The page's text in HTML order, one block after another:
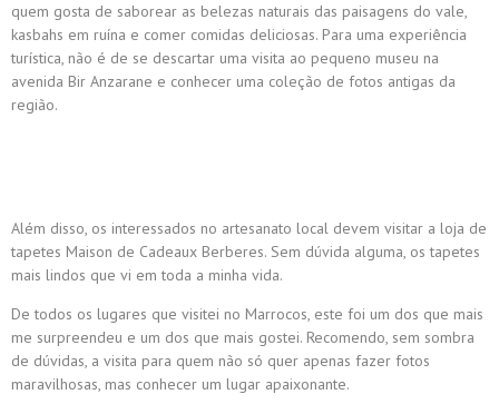
quem gosta de saborear as belezas naturais das paisagens do vale,
kasbahs em ruína e comer comidas deliciosas. Para uma experiência
turística, não é de se descartar uma visita ao pequeno museu na
avenida Bir Anzarane e conhecer uma coleção de fotos antigas da
região.
Além disso, os interessados ​​no artesanato local devem visitar a loja de
tapetes Maison de Cadeaux Berberes. Sem dúvida alguma, os tapetes
mais lindos que vi em toda a minha vida.
De todos os lugares que visitei no Marrocos, este foi um dos que mais
me surpreendeu e um dos que mais gostei. Recomendo, sem sombra
de dúvidas, a visita para quem não só quer apenas fazer fotos
maravilhosas, mas conhecer um lugar apaixonante.